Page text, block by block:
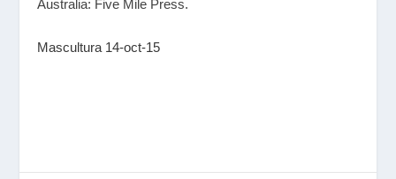
Australia: Five Mile Press.
Mascultura 14-oct-15